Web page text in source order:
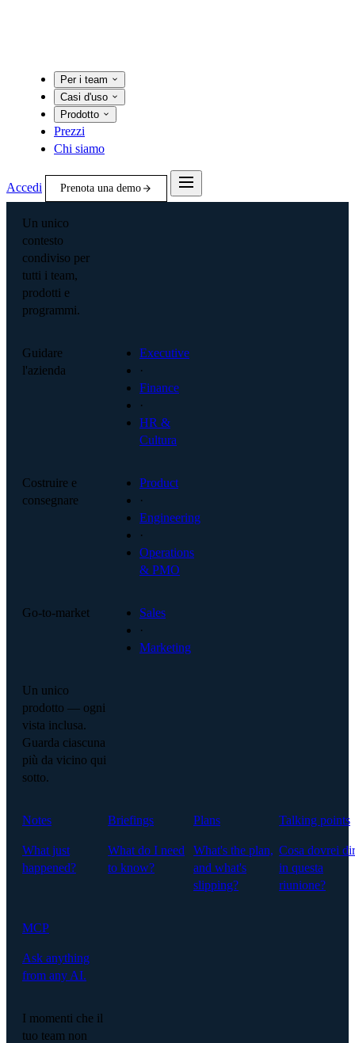
Per i team
Casi d'uso
Prodotto
Prezzi
Chi siamo
Accedi Prenota una demo
Un unico
contesto
condiviso per
tutti i team,
prodotti e
programmi.
Guidare
l'azienda
Executive
·
Finance
·
HR &
Cultura
Costruire e
consegnare
Product
·
Engineering
·
Operations
& PMO
Go-to-market
Sales
·
Marketing
Un unico
prodotto — ogni
vista inclusa.
Guarda ciascuna
più da vicino qui
sotto.
Notes
What just
happened?
Briefings
What do I need
to know?
Plans
What's the plan,
and what's
slipping?
Talking points
Cosa dovrei
in questa
riunione?
MCP
Ask anything
from any AI.
I momenti che il
tuo team non